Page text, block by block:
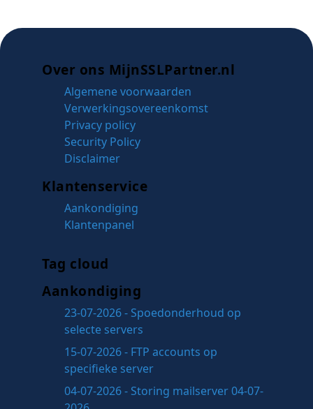
Over ons MijnSSLPartner.nl
Algemene voorwaarden
Verwerkingsovereenkomst
Privacy policy
Security Policy
Disclaimer
Klantenservice
Aankondiging
Klantenpanel
Tag cloud
Aankondiging
23-07-2026 - Spoedonderhoud op
selecte servers
15-07-2026 - FTP accounts op
specifieke server
04-07-2026 - Storing mailserver 04-07-